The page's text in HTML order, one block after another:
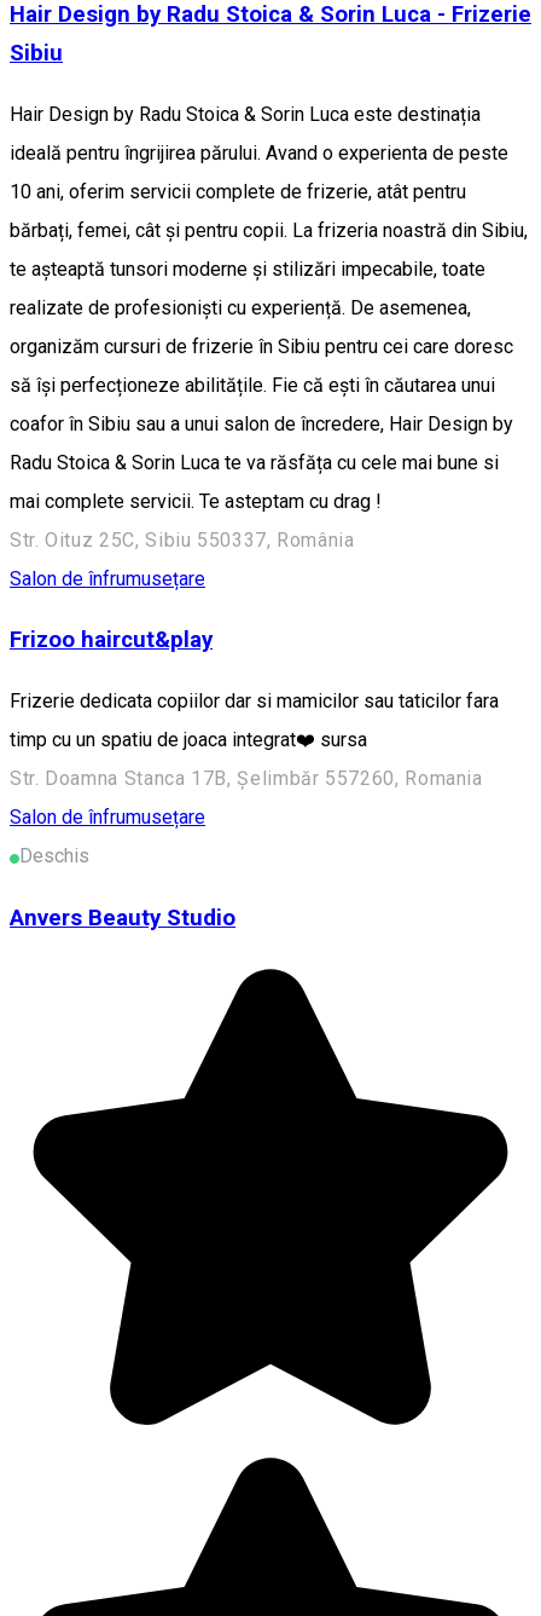
Hair Design by Radu Stoica & Sorin Luca - Frizerie
Sibiu
Hair Design by Radu Stoica & Sorin Luca este destinația
ideală pentru îngrijirea părului. Avand o experienta de peste
10 ani, oferim servicii complete de frizerie, atât pentru
bărbați, femei, cât și pentru copii. La frizeria noastră din Sibiu,
te așteaptă tunsori moderne și stilizări impecabile, toate
realizate de profesioniști cu experiență. De asemenea,
organizăm cursuri de frizerie în Sibiu pentru cei care doresc
să își perfecționeze abilitățile. Fie că ești în căutarea unui
coafor în Sibiu sau a unui salon de încredere, Hair Design by
Radu Stoica & Sorin Luca te va răsfăța cu cele mai bune si
mai complete servicii. Te asteptam cu drag !
Str. Oituz 25C, Sibiu 550337, România
Salon de înfrumusețare
Frizoo haircut&play
Frizerie dedicata copiilor dar si mamicilor sau taticilor fara
timp cu un spatiu de joaca integrat❤️ sursa
Str. Doamna Stanca 17B, Șelimbăr 557260, Romania
Salon de înfrumusețare
Deschis
Anvers Beauty Studio